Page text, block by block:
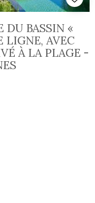
BASSIN «
LIGNE, AVEC
À LA PLAGE -